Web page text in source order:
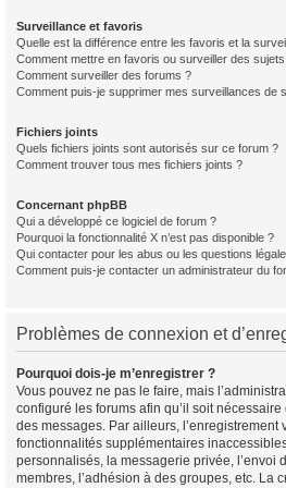
Surveillance et favoris
Quelle est la différence entre les favoris et la
Comment mettre en favoris ou surveiller des
Comment surveiller des forums ?
Comment puis-je supprimer mes surveillances de
Fichiers joints
Quels fichiers joints sont autorisés sur ce forum ?
Comment trouver tous mes fichiers joints ?
Concernant phpBB
Qui a développé ce logiciel de forum ?
Pourquoi la fonctionnalité X n’est pas disponible ?
Qui contacter pour les abus ou les questions
Comment puis-je contacter un administrateur du
Problèmes de connexion et
Pourquoi dois-je m’enregistrer ?
Vous pouvez ne pas le faire, mais
configuré les forums afin qu’il soit
des messages. Par ailleurs, l’enregistrement
fonctionnalités supplémentaires
personnalisés, la messagerie privée, l’envoi
membres, l’adhésion à des groupes, etc. La